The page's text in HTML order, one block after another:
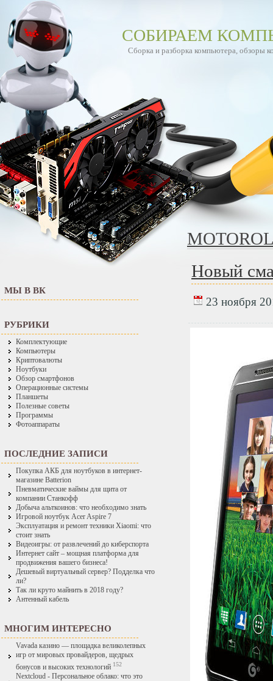
СОБИРАЕМ
Сборка и разборка компьютера, обзоры
МЫ В ВК
РУБРИКИ
Комплектующие
Компьютеры
Криптовалюты
Ноутбуки
Обзор смартфонов
Операционные системы
Планшеты
Полезные советы
Программы
Фотоаппараты
ПОСЛЕДНИЕ ЗАПИСИ
Покупка АКБ для ноутбуков в интернет-
магазине Batterion
Пневматические ваймы для щита от
компании Станкофф
Добыча альткоинов: что необходимо знать
Игровой ноутбук Acer Aspire 7
Эксплуатация и ремонт техники Xiaomi: что
стоит знать
Видеоигры: от развлечений до киберспорта
Интернет сайт – мощная платформа для
продвижения вашего бизнеса!
Дешевый виртуальный сервер? Подделка что
ли?
Так ли круто майнить в 2018 году?
Антенный кабель
МНОГИМ ИНТЕРЕСНО
Vavada казино — площадка великолепных
игр от мировых провайдеров, щедрых
бонусов и высоких технологий 152
Nextcloud - Персональное облако: что это
Новый
23 ноября